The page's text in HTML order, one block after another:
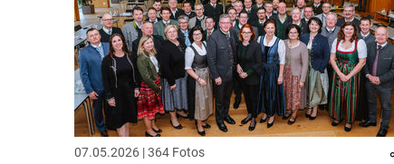
07.05.2026 | 364 Fotos